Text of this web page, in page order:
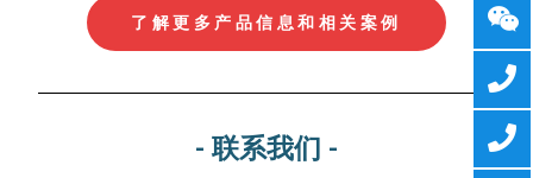
了解更多产品信息和相关案例
- 联系我们 -